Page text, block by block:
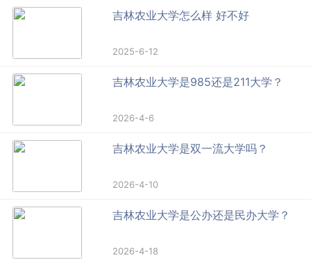
吉林农业大学怎么样 好不好
2025-6-12
吉林农业大学是985还是211大学？
2026-4-6
吉林农业大学是双一流大学吗？
2026-4-10
吉林农业大学是公办还是民办大学？
2026-4-18